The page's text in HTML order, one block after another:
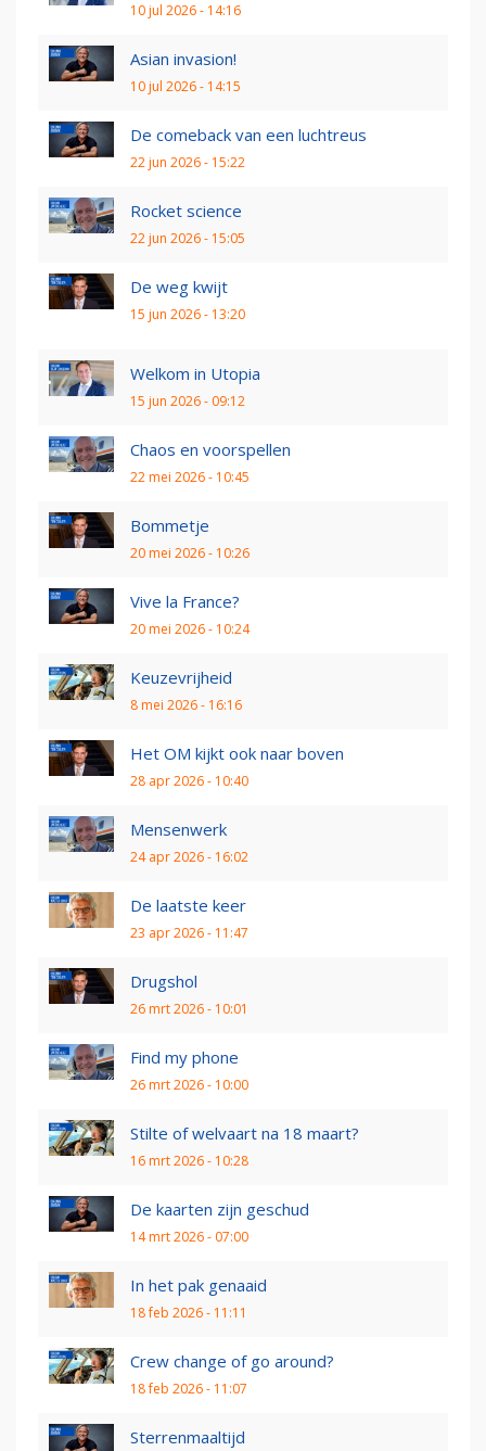
10 jul 2026 - 14:16
Asian invasion!
10 jul 2026 - 14:15
De comeback van een luchtreus
22 jun 2026 - 15:22
Rocket science
22 jun 2026 - 15:05
De weg kwijt
15 jun 2026 - 13:20
Welkom in Utopia
15 jun 2026 - 09:12
Chaos en voorspellen
22 mei 2026 - 10:45
Bommetje
20 mei 2026 - 10:26
Vive la France?
20 mei 2026 - 10:24
Keuzevrijheid
8 mei 2026 - 16:16
Het OM kijkt ook naar boven
28 apr 2026 - 10:40
Mensenwerk
24 apr 2026 - 16:02
De laatste keer
23 apr 2026 - 11:47
Drugshol
26 mrt 2026 - 10:01
Find my phone
26 mrt 2026 - 10:00
Stilte of welvaart na 18 maart?
16 mrt 2026 - 10:28
De kaarten zijn geschud
14 mrt 2026 - 07:00
In het pak genaaid
18 feb 2026 - 11:11
Crew change of go around?
18 feb 2026 - 11:07
Sterrenmaaltijd